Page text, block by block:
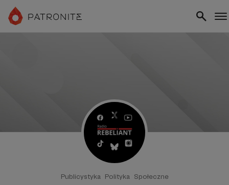
Publicystyka Polityka Społeczne